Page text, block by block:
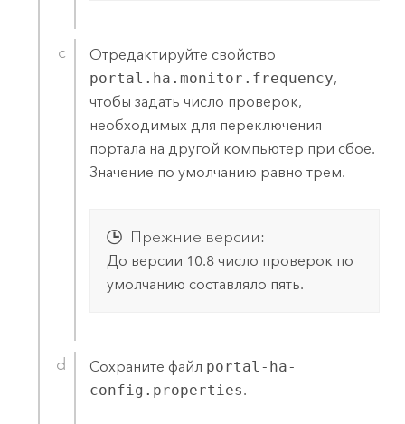
Отредактируйте свойство
portal.ha.monitor.frequency,
чтобы задать число проверок,
необходимых для переключения
портала на другой компьютер при сбое.
Значение по умолчанию равно трем.
Прежние версии:
До версии 10.8 число проверок по
умолчанию составляло пять.
Сохраните файл portal-ha-
config.properties.